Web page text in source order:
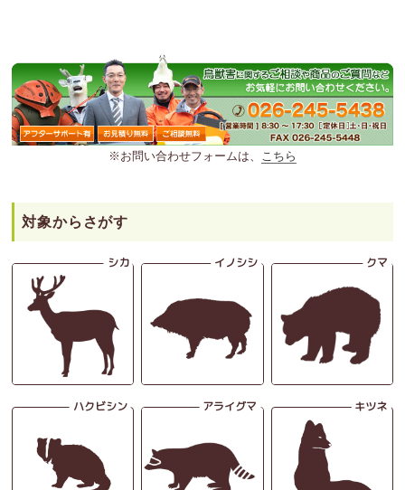
※お問い合わせフォームは、 こちら
対象からさがす